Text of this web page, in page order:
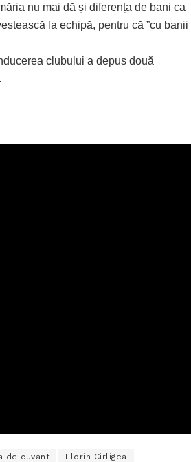
nu mai dă și diferența de bani ca
la echipă, pentru că ”cu banii
clubului a depus două
de cuvant Florin Cirligea